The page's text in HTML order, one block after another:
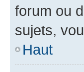
forum ou
sujets,
Haut